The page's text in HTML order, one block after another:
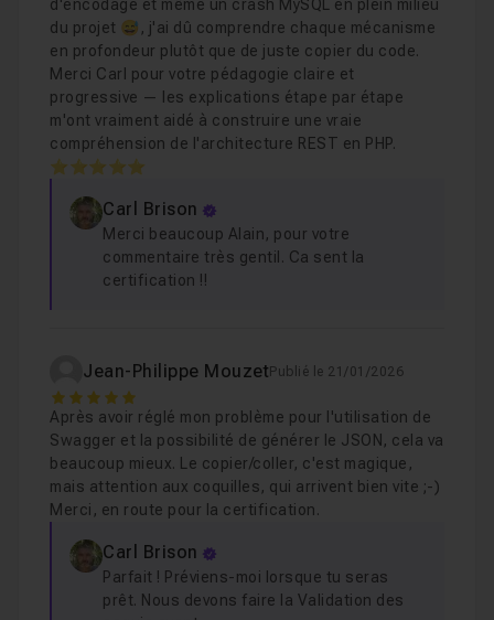
d'encodage et même un crash MySQL en plein milieu
du projet 😅, j'ai dû comprendre chaque mécanisme
en profondeur plutôt que de juste copier du code.
Merci Carl pour votre pédagogie claire et
progressive — les explications étape par étape
m'ont vraiment aidé à construire une vraie
compréhension de l'architecture REST en PHP.
⭐⭐⭐⭐⭐
Carl Brison
Merci beaucoup Alain, pour votre
commentaire très gentil. Ca sent la
certification !!
Jean-Philippe Mouzet Publié le 21/01/2026
5
Après avoir réglé mon problème pour l'utilisation de
Swagger et la possibilité de générer le JSON, cela va
beaucoup mieux. Le copier/coller, c'est magique,
mais attention aux coquilles, qui arrivent bien vite ;-)
Merci, en route pour la certification.
Carl Brison
Parfait ! Préviens-moi lorsque tu seras
prêt. Nous devons faire la Validation des